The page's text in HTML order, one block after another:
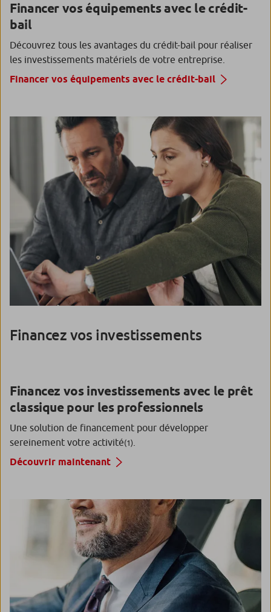
Financer vos équipements avec le crédit-
bail
Découvrez tous les avantages du crédit-bail pour réaliser
les investissements matériels de votre entreprise.
Financer vos équipements avec le crédit-bail
Financez vos investissements
Financez vos investissements avec le prêt
classique pour les professionnels
Une solution de financement pour développer
sereinement votre activité(1)
Découvrir maintenant